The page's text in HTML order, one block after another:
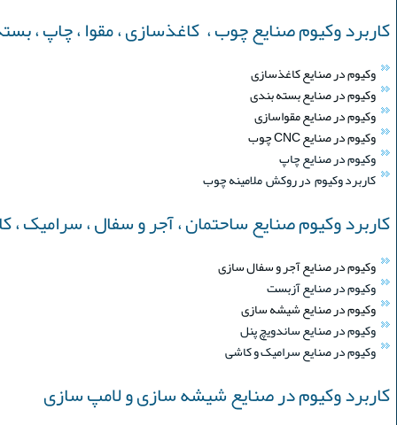
کاربرد وکیوم صنایع چوب ، کاغذسازی ، مقوا ، چاپ ،
وکیوم در صنایع کاغذسازی
وکیوم در صنایع بسته بندی
وکیوم در صنایع مقواسازی
وکیوم در صنایع CNC چوب
وکیوم در صنایع چاپ
کاربرد وکیوم در روکش ملامینه چوب
کاربرد وکیوم صنایع ساحتمان ، آجر و سفال ، سرامیک ،
وکیوم در صنایع آجر و سفال سازی
وکیوم در صنایع آزبست
وکیوم در صنایع شیشه سازی
وکیوم در صنایع ساندویچ پنل
وکیوم در صنایع سرامیک و کاشی
کاربرد وکیوم در صنایع شیشه سازی و لامپ سازی